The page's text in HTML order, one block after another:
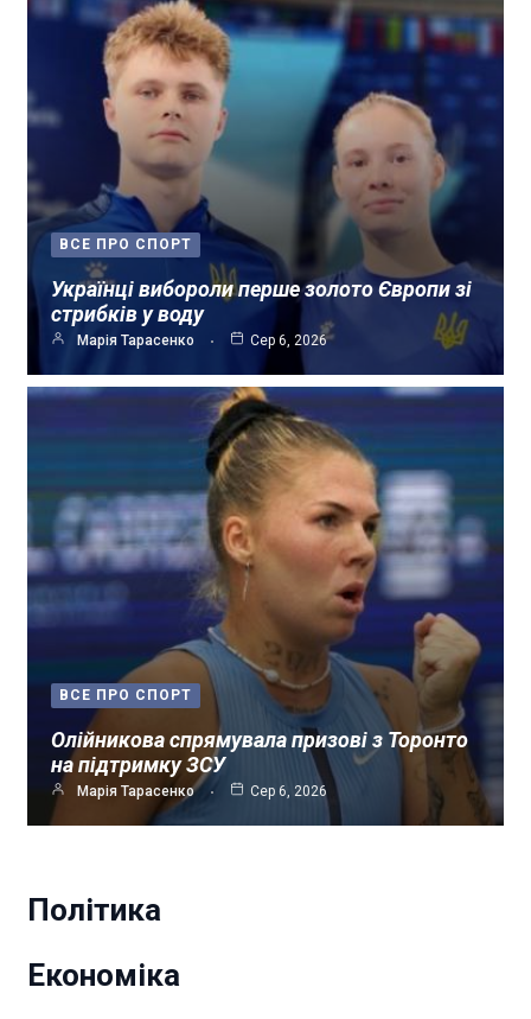
ВСЕ ПРО СПОРТ
Українці вибороли перше золото Європи зі
стрибків у воду
Марія Тарасенко Сер 6, 2026
ВСЕ ПРО СПОРТ
Олійникова спрямувала призові з Торонто
на підтримку ЗСУ
Марія Тарасенко Сер 6, 2026
Політика
Економіка